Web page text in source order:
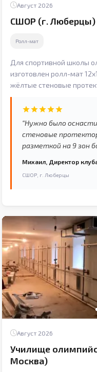
Август 2026
СШОР (г. Люберцы)
Ролл-мат
Для спортивной школы
изготовлен ролл-мат
жёлтые стеновые
“Нужно было
стеновые
разметкой на 9 зон
колонны.
зал соответствует
Михаил, Директор
СШОР, г. Люберцы
Август 2026
Училище
Москва)